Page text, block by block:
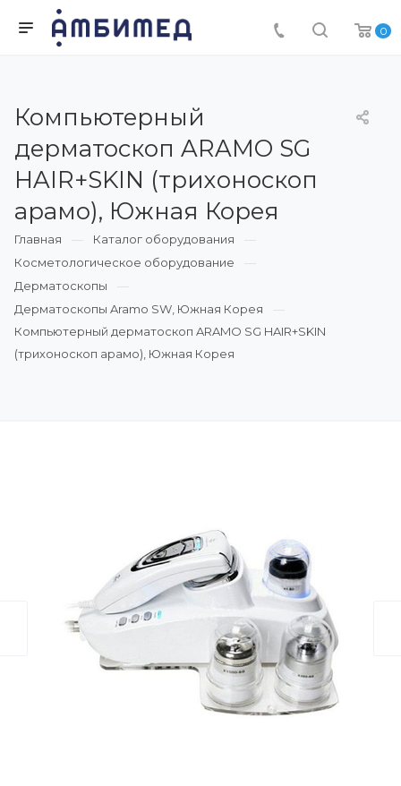
0
Компьютерный
дерматоскоп ARAMO SG
HAIR+SKIN (трихоноскоп
арамо), Южная Корея
Главная
Каталог оборудования
Косметологическое оборудование
Дерматоскопы
Дерматоскопы Aramo SW, Южная Корея
Компьютерный дерматоскоп ARAMO SG HAIR+SKIN
(трихоноскоп арамо), Южная Корея